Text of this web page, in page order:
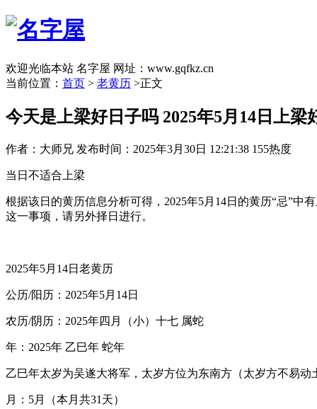
欢迎光临本站 名字屋 网址：www.gqfkz.cn
当前位置： 首页 > 老黄历 >正文
今天是上梁好日子吗 2025年5月14日上梁
作者：大师兄 发布时间：2025年3月30日 12:21:38 155热度
当日不适合上梁
根据该日的黄历信息分析可得，2025年5月14日的黄历“忌”中
这一事项，请另外择日进行。
2025年5月14日老黄历
公历/阳历：2025年5月14日
农历/阴历：2025年四月（小）十七 属蛇
年：2025年 乙巳年 蛇年
乙巳年太岁为吴遂大将军，太岁方位为东南方（太岁方不易动
月：5月（本月共31天）